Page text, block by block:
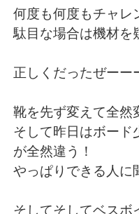
Türkçe
Português
何度も何度もチャレ
駄目な場合は機材を
正しくだったぜーー
靴を先ず変えて全然
そして昨日はボード
が全然違う！
やっぱりできる人に
そしてそしてベスボ